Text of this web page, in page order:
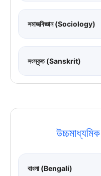
সমাজবিজ্ঞান (Sociology)
সংস্কৃত (Sanskrit)
বাংলা (Bengali)